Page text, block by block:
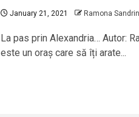
January 21, 2021 Ramona
La pas prin Alexandria… Autor:
este un oraș care să îți arate...